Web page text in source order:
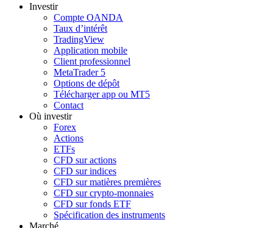
Investir
Compte OANDA
Taux d’intérêt
TradingView
Application mobile
Client professionnel
MetaTrader 5
Options de dépôt
Télécharger app ou MT5
Contact
Où investir
Forex
Actions
ETFs
CFD sur actions
CFD sur indices
CFD sur matières premières
CFD sur crypto-monnaies
CFD sur fonds ETF
Spécification des instruments
Marché